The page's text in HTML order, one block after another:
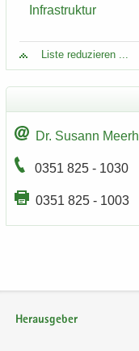
In­fra­struk­tur
Liste re­du­zie­ren ...
Dr. Su­sann
0351 825 - 1030
0351 825 - 1003
Herausgeber